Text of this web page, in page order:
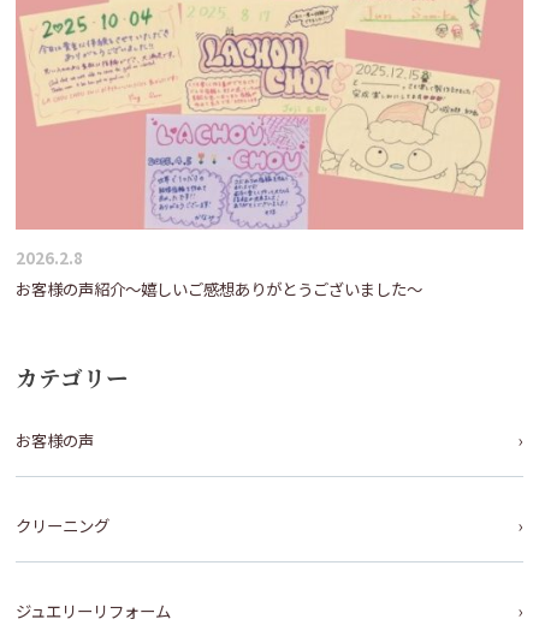
2026.2.8
お客様の声紹介～嬉しいご感想ありがとうございました～
カテゴリー
お客様の声
クリーニング
ジュエリーリフォーム